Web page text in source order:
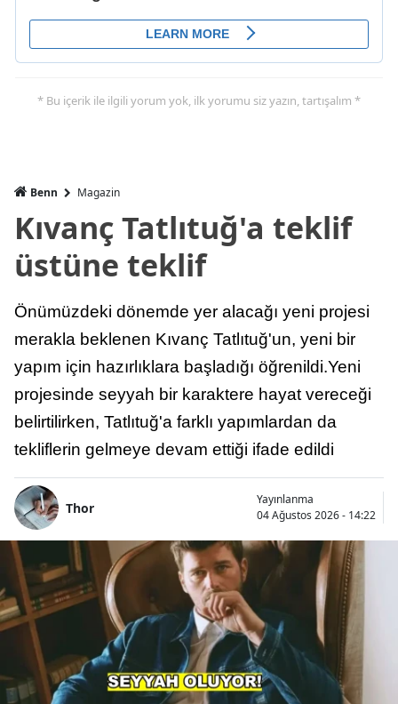
* Bu içerik ile ilgili yorum yok, ilk yorumu siz yazın, tartışalım *
Benn Magazin
Kıvanç Tatlıtuğ'a teklif
üstüne teklif
Önümüzdeki dönemde yer alacağı yeni projesi
merakla beklenen Kıvanç Tatlıtuğ'un, yeni bir
yapım için hazırlıklara başladığı öğrenildi.Yeni
projesinde seyyah bir karaktere hayat vereceği
belirtilirken, Tatlıtuğ'a farklı yapımlardan da
tekliflerin gelmeye devam ettiği ifade edildi
Thor
Yayınlanma
04 Ağustos 2026 - 14:22